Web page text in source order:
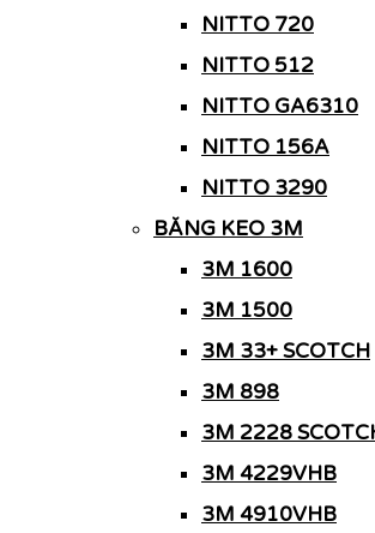
NITTO 720
NITTO 512
NITTO GA6310
NITTO 156A
NITTO 3290
BĂNG KEO 3M
3M 1600
3M 1500
3M 33+ SCOTCH
3M 898
3M 2228
3M 4229VHB
3M 4910VHB